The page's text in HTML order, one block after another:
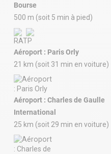
Bourse
500 m (soit 5 min à pied)
Aéroport : Paris Orly
21 km (soit 31 min en voiture)
Aéroport : Charles de Gaulle
International
25 km (soit 29 min en voiture)